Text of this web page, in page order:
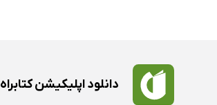
دانلود اپلیکیشن کتابراه